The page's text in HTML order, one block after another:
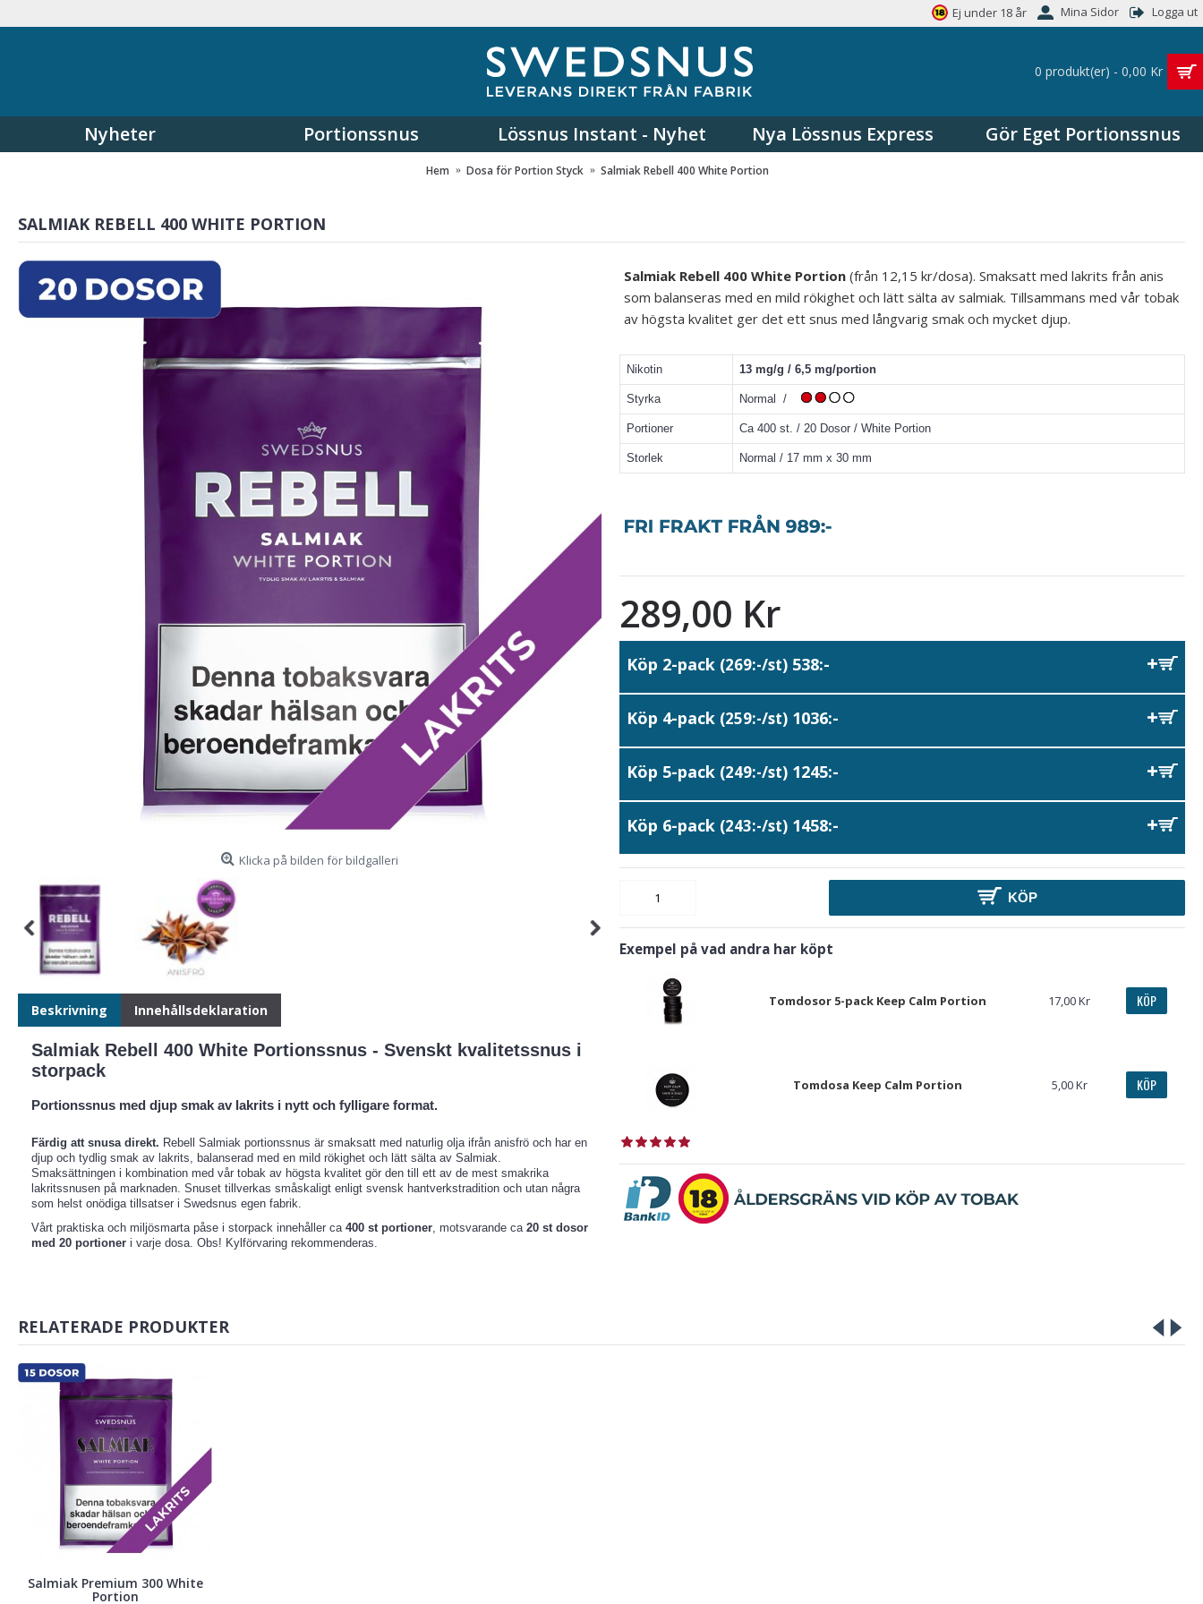
Ej under 18 år Mina Sidor Logga ut
0 produkt(er) - 0,00 Kr
Nyheter Portionssnus Lössnus Instant - Nyhet Nya Lössnus Express Gör Eget Portionssnus
Hem Dosa för Portion Styck Salmiak Rebell 400 White Portion
SALMIAK REBELL 400 WHITE PORTION
Klicka på bilden för bildgalleri
Beskrivning Innehållsdeklaration
Salmiak Rebell 400 White Portionssnus - Svenskt kvalitetssnus i
storpack
Portionssnus med djup smak av lakrits i nytt och fylligare format.
Färdig att snusa direkt. Rebell Salmiak portionssnus är smaksatt med naturlig olja ifrån anisfrö och har en
djup och tydlig smak av lakrits, balanserad med en mild rökighet och lätt sälta av Salmiak.
Smaksättningen i kombination med vår tobak av högsta kvalitet gör den till ett av de mest smakrika
lakritssnusen på marknaden. Snuset tillverkas småskaligt enligt svensk hantverkstradition och utan några
som helst onödiga tillsatser i Swedsnus egen fabrik.
Vårt praktiska och miljösmarta påse i storpack innehåller ca400 st portioner, motsvarande ca 20 st dosor
med 20 portioner i varje dosa. Obs! Kylförvaring rekommenderas.
Salmiak Rebell 400 White Portion (från 12,15 kr/dosa). Smaksatt med lakrits från anis
som balanseras med en mild rökighet och lätt sälta av salmiak. Tillsammans med vår tobak
av högsta kvalitet ger det ett snus med långvarig smak och mycket djup.
Nikotin 13 mg/g / 6,5 mg/portion
Styrka Normal /
Portioner Ca 400 st. / 20 Dosor / White Portion
Storlek Normal / 17 mm x 30 mm
289,00 Kr
Köp 2-pack (269:-/st) 538:-
Köp 4-pack (259:-/st) 1036:-
Köp 5-pack (249:-/st) 1245:-
Köp 6-pack (243:-/st) 1458:-
KÖP
Exempel på vad andra har köpt
Tomdosor 5-pack Keep Calm Portion 17,00 Kr KÖP
Tomdosa Keep Calm Portion 5,00 Kr KÖP
RELATERADE PRODUKTER
Salmiak Premium 300 White
Portion